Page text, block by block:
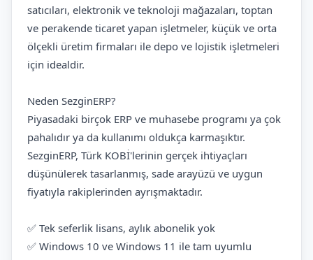
satıcıları, elektronik ve teknoloji mağazaları, toptan
ve perakende ticaret yapan işletmeler, küçük ve orta
ölçekli üretim firmaları ile depo ve lojistik işletmeleri
için idealdir.
Neden SezginERP?
Piyasadaki birçok ERP ve muhasebe programı ya çok
pahalıdır ya da kullanımı oldukça karmaşıktır.
SezginERP, Türk KOBİ'lerinin gerçek ihtiyaçları
düşünülerek tasarlanmış, sade arayüzü ve uygun
fiyatıyla rakiplerinden ayrışmaktadır.
✅ Tek seferlik lisans, aylık abonelik yok
✅ Windows 10 ve Windows 11 ile tam uyumlu